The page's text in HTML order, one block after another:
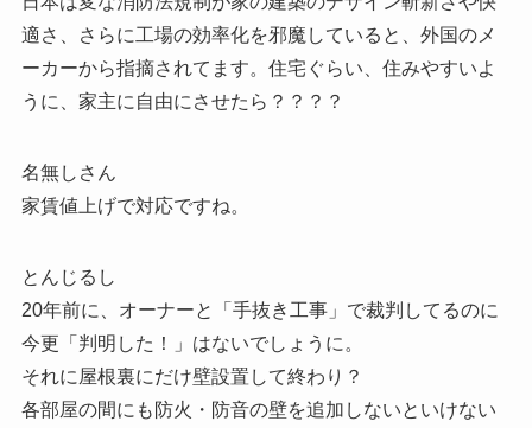
適さ、さらに工場の効率化を邪魔していると、外国のメ
ーカーから指摘されてます。住宅ぐらい、住みやすいよ
うに、家主に自由にさせたら？？？？
名無しさん
家賃値上げで対応ですね。
とんじるし
20年前に、オーナーと「手抜き工事」で裁判してるのに
今更「判明した！」はないでしょうに。
それに屋根裏にだけ壁設置して終わり？
各部屋の間にも防火・防音の壁を追加しないといけない